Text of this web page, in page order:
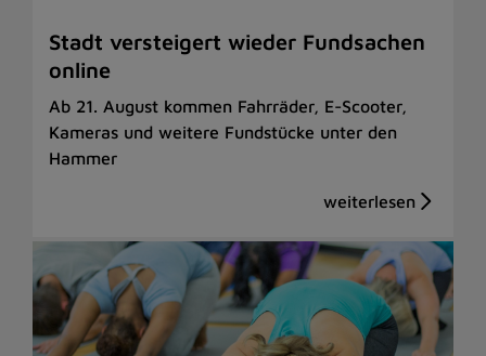
Stadt versteigert wieder Fundsachen
online
Ab 21. August kommen Fahrräder, E-Scooter,
Kameras und weitere Fundstücke unter den
Hammer